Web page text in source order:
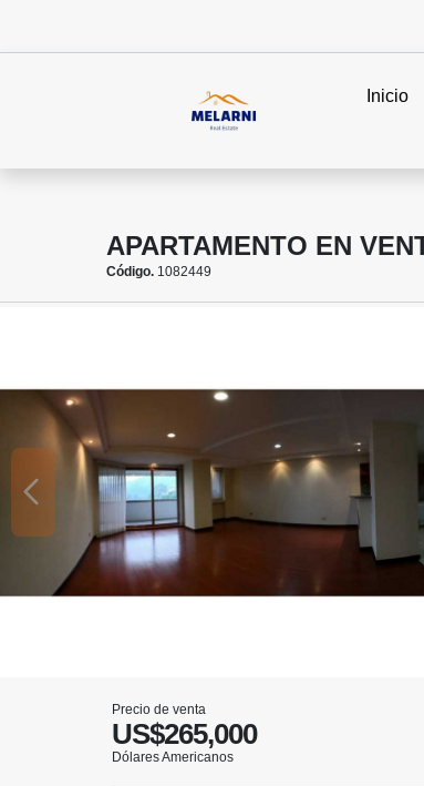
Inicio
APARTAMENTO EN
Código. 1082449
Precio de venta
US$265,000
Dólares Americanos